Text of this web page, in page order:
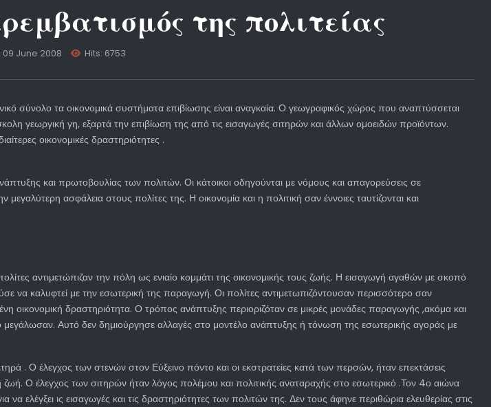
της πολιτείας
09 June 2008 Hits: 6753
σύνολο τα οικονομικά συστήματα επιβίωσης είναι αναγκαία. Ο γεωγραφικός χώρος που αναπτύσσεται
γεωργική γη, εξαρτά την επιβίωση της από τις εισαγωγές σιτηρών και άλλων ομοειδών προϊόντων.
οικονομικές δραστηριότητες .
και πρωτοβουλίας των πολιτών. Οι κάτοικοι οδηγούνται με νόμους και απαγορεύσεις σε
ασφάλεια στους πολίτες της. Η οικονομία και η πολιτική σαν έννοιες ταυτίζονται και
αντιμετώπιζαν την πόλη ως ενιαίο κομμάτι της οικονομικής τους ζωής. Η εισαγωγή αγαθών με σκοπό
καλυφτεί με την εσωτερική της παραγωγή. Οι πολίτες αντιμετωπιζόντουσαν περισσότερο σαν
δραστηριότητα. Ο τρόπος ανάπτυξης περιοριζόταν σε μικρές μονάδες παραγωγής ,ακόμα και
μεγάλωσαν. Αυτό δεν δημιούργησε αλλαγές στο μοντέλο ανάπτυξης ή τόνωση της εσωτερικής αγοράς με
. Ο έλεγχος των στενών στον Εύξεινο πόντο και οι εκστρατείες κατά των περσών, ήταν επεκτάσεις
ζωή. Ο έλεγχος των σιτηρών ήταν λόγος πολέμου και πολιτικής αναταραχής στο εσωτερικό .Τον 4ο αιώνα
ις εισαγωγές και τις δραστηριότητες των πολιτών της. Δεν τους άφηνε περιθώρια ελευθερίας στις